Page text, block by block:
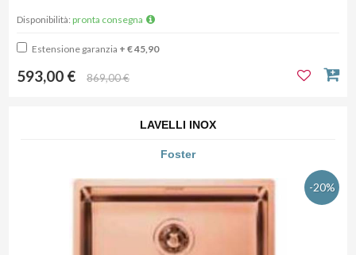
Disponibilità: pronta consegna
Estensione garanzia + € 45,90
593,00 € 869,00 €
LAVELLI INOX
Foster
-20%